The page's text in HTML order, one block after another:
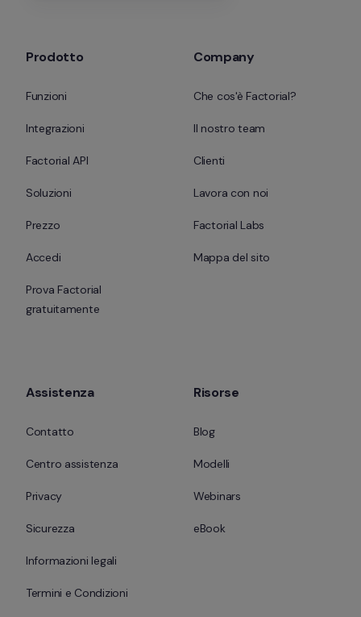
Prodotto
Funzioni
Integrazioni
Factorial API
Soluzioni
Prezzo
Accedi
Prova Factorial
gratuitamente
Company
Che cos'è Factorial?
Il nostro team
Clienti
Lavora con noi
Factorial Labs
Mappa del sito
Assistenza
Contatto
Centro assistenza
Privacy
Sicurezza
Informazioni legali
Termini e Condizioni
Risorse
Blog
Modelli
Webinars
eBook